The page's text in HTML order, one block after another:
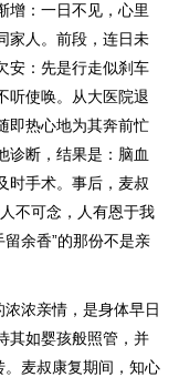
增：一日不见，心里
家人。前段，连日未
安：先是行走似刹车
听使唤。从大医院退
即热心地为其奔前忙
诊断，结果是：脑血
时手术。事后，麦叔
不可念，人有恩于我
余香”的那份不是亲
浓浓亲情，是身体早日
其如婴孩般照管，并
。麦叔康复期间，知心